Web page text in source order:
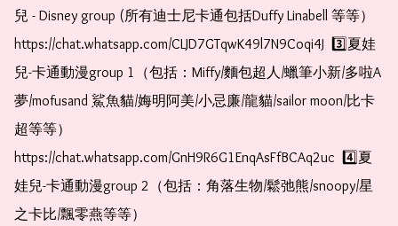
兒 - Disney group (所有迪士尼卡通包括Duffy Linabell 等等）
https://chat.whatsapp.com/CLJD7GTqwK49l7N9Coqi4J  3️⃣夏娃
兒-卡通動漫group 1（包括：Miffy/麵包超人/蠟筆小新/多啦A
夢/mofusand 鯊魚貓/娒明阿美/小忌廉/龍貓/sailor moon/比卡
超等等）
https://chat.whatsapp.com/GnH9R6G1EnqAsFfBCAq2uc  4️⃣夏
娃兒-卡通動漫group 2（包括：角落生物/鬆弛熊/snoopy/星
之卡比/飄零燕等等）